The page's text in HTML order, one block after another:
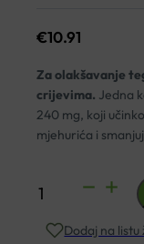
€10.91
Za olakšavanje
crijevima. Jedna
240 mg, koji
mjehurića i
SALVIT
240MGDodaj na listu